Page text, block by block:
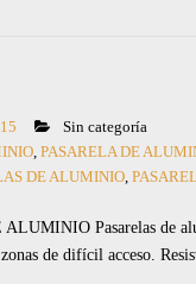
Sin categoría
, PASARELA DE
DE ALUMINIO,
Pasarelas de
zonas de difícil acceso.